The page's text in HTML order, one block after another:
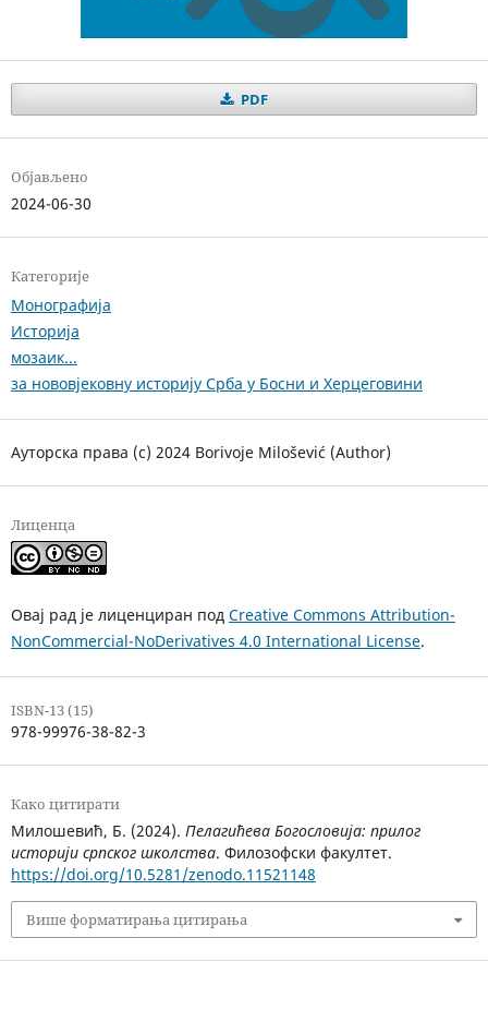
PDF
Објављено
2024-06-30
Категорије
Монографија
Историја
мозаик...
за нововјековну историју Срба у Босни и Херцеговини
Ауторска права (c) 2024 Borivoje Milošević (Author)
Лиценца
Овај рад је лиценциран под Creative Commons Attribution-
NonCommercial-NoDerivatives 4.0 International License.
ISBN-13 (15)
978-99976-38-82-3
Како цитирати
Милошевић, Б. (2024). Пелагићева Богословија: прилог
историји српског школства. Филозофски факултет.
https://doi.org/10.5281/zenodo.11521148
Више форматирања цитирања